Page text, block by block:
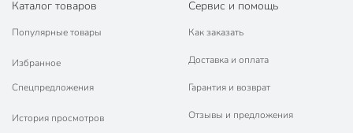
Каталог товаров
Популярные товары
Избранное
Спецпредложения
История просмотров
Сервис и помощь
Как заказать
Доставка и оплата
Гарантия и возврат
Отзывы и предложения